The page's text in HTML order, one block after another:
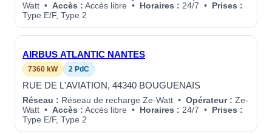
Watt • Accès : Accès libre • Horaires : 24/7 • Prises :
Type E/F, Type 2
AIRBUS ATLANTIC NANTES
7360 kW 2 PdC
RUE DE L'AVIATION, 44340 BOUGUENAIS
Réseau : Réseau de recharge Ze-Watt • Opérateur : Ze-
Watt • Accès : Accès libre • Horaires : 24/7 • Prises :
Type E/F, Type 2